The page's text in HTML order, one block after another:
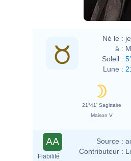
Né le :
à :
Soleil :
Lune :
21°41' Sagittaire
Maison V
AA
Fiabilité
Source :
Contributeur :